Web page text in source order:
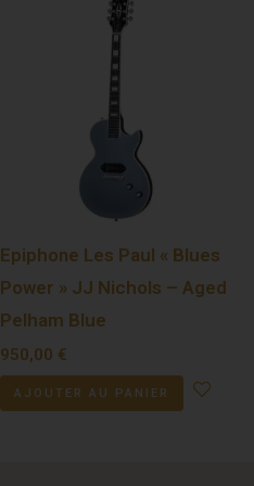
Epiphone Les Paul « Blues
Power » JJ Nichols – Aged
Pelham Blue
950,00 €
AJOUTER AU PANIER